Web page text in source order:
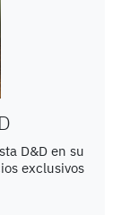
D&D en su
exclusivos